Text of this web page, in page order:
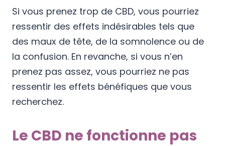
Si vous prenez trop de CBD, vous pourriez
ressentir des effets indésirables tels que
des maux de tête, de la somnolence ou de
la confusion. En revanche, si vous n’en
prenez pas assez, vous pourriez ne pas
ressentir les effets bénéfiques que vous
recherchez.
Le CBD ne fonctionne pas